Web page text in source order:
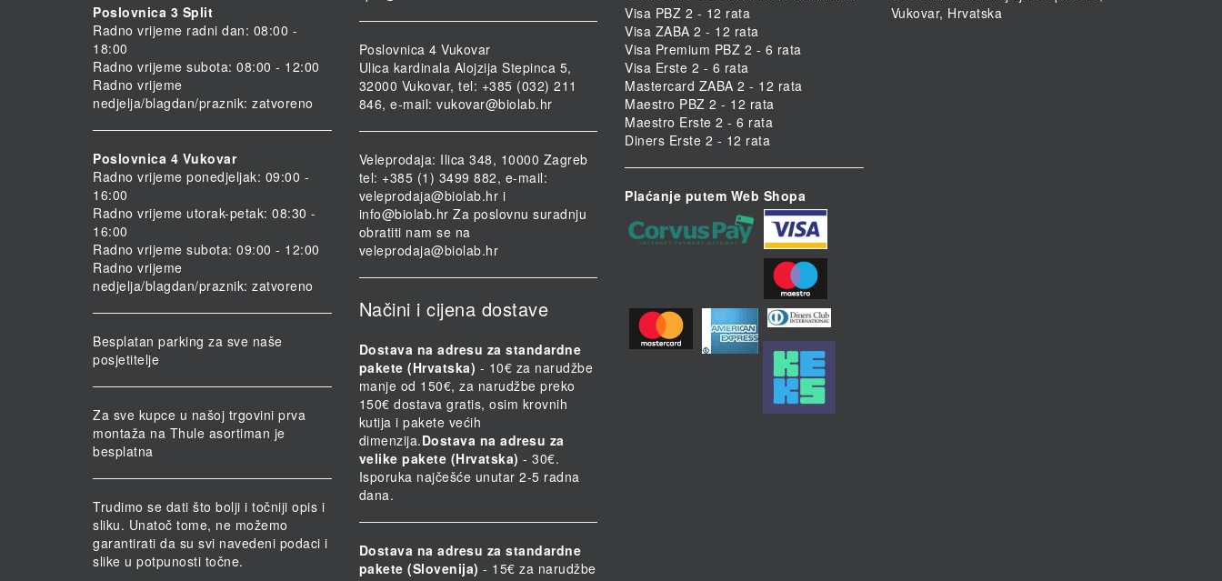
Poslovnica 3 Split
Radno vrijeme radni dan: 08:00 -
18:00
Radno vrijeme subota: 08:00 - 12:00
Radno vrijeme
nedjelja/blagdan/praznik: zatvoreno
Poslovnica 4 Vukovar
Radno vrijeme ponedjeljak: 09:00 -
16:00
Radno vrijeme utorak-petak: 08:30 -
16:00
Radno vrijeme subota: 09:00 - 12:00
Radno vrijeme
nedjelja/blagdan/praznik: zatvoreno
Besplatan parking za sve naše
posjetitelje
Za sve kupce u našoj trgovini prva
montaža na Thule asortiman je
besplatna
Trudimo se dati što bolji i točniji opis i
sliku. Unatoč tome, ne možemo
garantirati da su svi navedeni podaci i
slike u potpunosti točne.
Poslovnica 4 Vukovar
Ulica kardinala Alojzija Stepinca 5,
32000 Vukovar, tel: +385 (032) 211
846, e-mail: vukovar@biolab.hr
Veleprodaja: Ilica 348, 10000 Zagreb
tel: +385 (1) 3499 882, e-mail:
veleprodaja@biolab.hr i
info@biolab.hr Za poslovnu suradnju
obratiti nam se na
veleprodaja@biolab.hr
Načini i cijena dostave
Dostava na adresu za standardne
pakete (Hrvatska) - 10€ za narudžbe
manje od 150€, za narudžbe preko
150€ dostava gratis, osim krovnih
kutija i pakete većih
dimenzija.Dostava na adresu za
velike pakete (Hrvatska) - 30€.
Isporuka najčešće unutar 2-5 radna
dana.
Dostava na adresu za standardne
pakete (Slovenija) - 15€ za narudžbe
Visa PBZ 2 - 12 rata
Visa ZABA 2 - 12 rata
Visa Premium PBZ 2 - 6 rata
Visa Erste 2 - 6 rata
Mastercard ZABA 2 - 12 rata
Maestro PBZ 2 - 12 rata
Maestro Erste 2 - 6 rata
Diners Erste 2 - 12 rata
Plaćanje putem Web Shopa
Vukovar, Hrvatska